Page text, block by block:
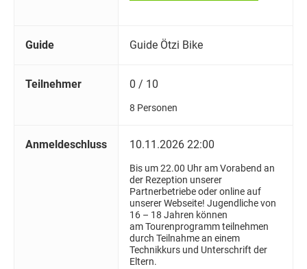
Guide Guide Ötzi Bike
Teilnehmer 0 / 10
8 Personen
Anmeldeschluss 10.11.2026 22:00
Bis um 22.00 Uhr am Vorabend an
der Rezeption unserer
Partnerbetriebe oder online auf
unserer Webseite! Jugendliche von
16 – 18 Jahren können
am Tourenprogramm teilnehmen
durch Teilnahme an einem
Technikkurs und Unterschrift der
Eltern.